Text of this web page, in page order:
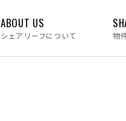
ABOUT US
シェアリーフについて 物